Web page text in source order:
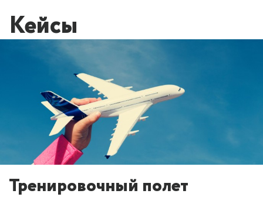
Кейсы
Тренировочный полет